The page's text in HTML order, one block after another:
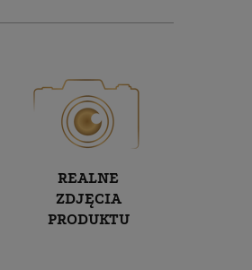
REALNE
ZDJĘCIA
PRODUKTU